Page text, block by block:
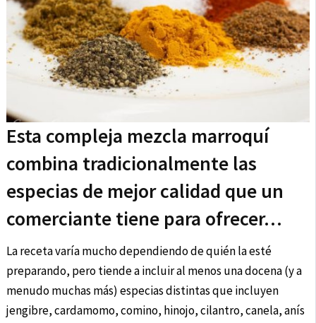
Esta compleja mezcla marroquí
combina tradicionalmente las
especias de mejor calidad que un
comerciante tiene para ofrecer…
La receta varía mucho dependiendo de quién la esté
preparando, pero tiende a incluir al menos una docena (y a
menudo muchas más) especias distintas que incluyen
jengibre, cardamomo, comino, hinojo, cilantro, canela, anís